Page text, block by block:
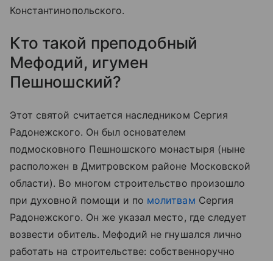
Константинопольского.
Кто такой преподобный
Мефодий, игумен
Пешношский?
Этот святой считается наследником Сергия
Радонежского. Он был основателем
подмосковного Пешношского монастыря (ныне
расположен в Дмитровском районе Московской
области). Во многом строительство произошло
при духовной помощи и по молитвам Сергия
Радонежского. Он же указал место, где следует
возвести обитель. Мефодий не гнушался лично
работать на строительстве: собственноручно